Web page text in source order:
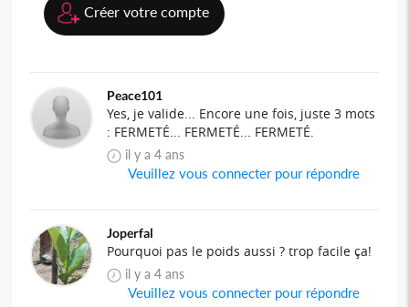
Créer votre compte
Peace101
Yes, je valide... Encore une fois, juste 3 mots
: FERMETÉ... FERMETÉ... FERMETÉ.
il y a 4 ans
Veuillez vous connecter pour répondre
Joperfal
Pourquoi pas le poids aussi ? trop facile ça!
il y a 4 ans
Veuillez vous connecter pour répondre